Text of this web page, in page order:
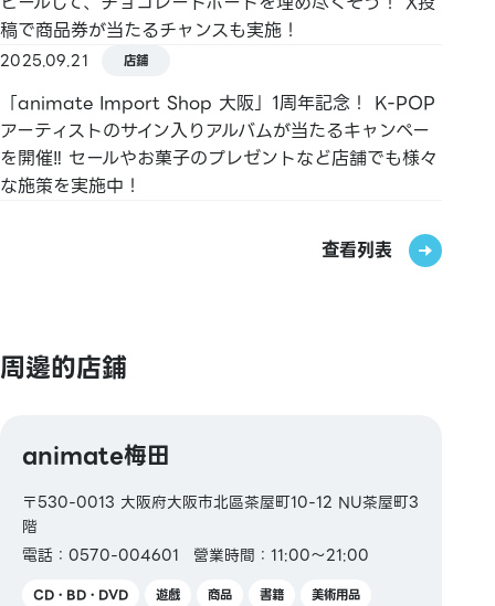
無法使用信用卡公司發行的禮品卡。
不支持J-Debit。
稿で商品券が当たるチャンスも実施！
2025.09.21 店鋪
「animate Import Shop 大阪」1周年記念！ K-POP
アーティストのサイン入りアルバムが当たるキャンペー
を開催‼ セールやお菓子のプレゼントなど店舗でも様々
な施策を実施中！
查看列表
周邊的店鋪
animate梅田
〒530-0013 大阪府大阪市北區茶屋町10-12 NU茶屋町3
階
電話：0570-004601
營業時間：11:00～21:00
CD・BD・DVD 遊戲 商品 書籍
美術用品